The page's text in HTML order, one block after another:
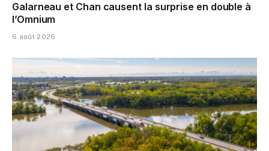
Galarneau et Chan causent la surprise en double à
l’Omnium
6 août 2026